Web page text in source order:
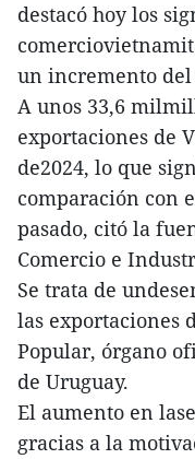
destacó hoy los
un incremento del
A unos 33,6
exportaciones de
de2024, lo que
comparación con
pasado, citó la
Comercio e
Se trata de
las exportaciones
Popular, órgano
de Uruguay.
El aumento en
gracias a la